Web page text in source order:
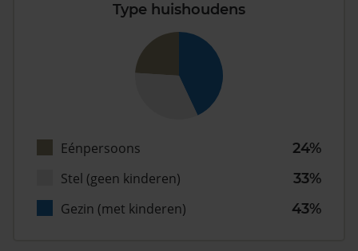
Type huishoudens
Eénpersoons
24%
Stel (geen kinderen)
33%
Gezin (met kinderen)
43%